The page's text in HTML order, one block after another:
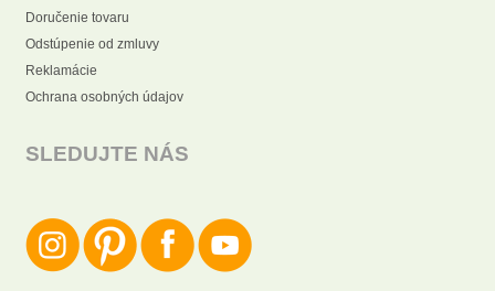
Doručenie tovaru
Odstúpenie od zmluvy
Reklamácie
Ochrana osobných údajov
SLEDUJTE NÁS